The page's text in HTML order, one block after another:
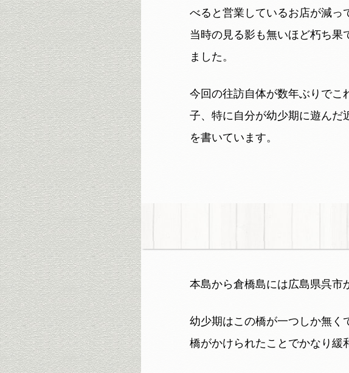
べると営業しているお店が減っ
当時の見る影も無いほど朽ち果
ました。
今回の往訪自体が数年ぶりでこ
子、特に自分が幼少期に遊んだ
を書いています。
本島から倉橋島には広島県呉市
幼少期はこの橋が一つしか無く
橋がかけられたことでかなり緩